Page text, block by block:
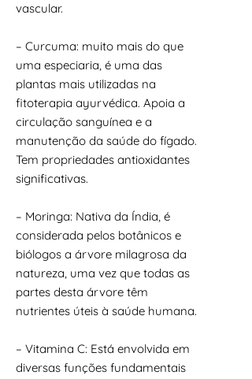
vascular.
– Curcuma: muito mais do que
uma especiaria, é uma das
plantas mais utilizadas na
fitoterapia ayurvédica. Apoia a
circulação sanguínea e a
manutenção da saúde do fígado.
Tem propriedades antioxidantes
significativas.
– Moringa: Nativa da Índia, é
considerada pelos botânicos e
biólogos a árvore milagrosa da
natureza, uma vez que todas as
partes desta árvore têm
nutrientes úteis à saúde humana.
– Vitamina C: Está envolvida em
diversas funções fundamentais